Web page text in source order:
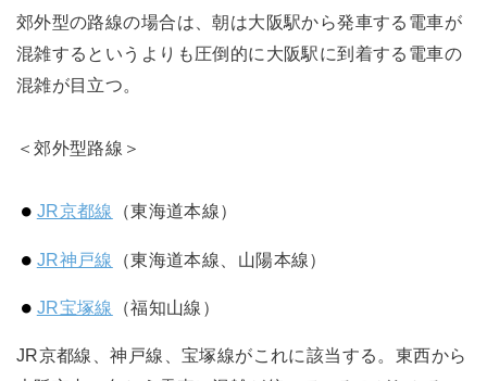
郊外型の路線の場合は、朝は大阪駅から発車する電車が
混雑するというよりも圧倒的に大阪駅に到着する電車の
混雑が目立つ。
＜郊外型路線＞
JR京都線 （東海道本線）
JR神戸線 （東海道本線、山陽本線）
JR宝塚線 （福知山線）
JR京都線、神戸線、宝塚線がこれに該当する。東西から